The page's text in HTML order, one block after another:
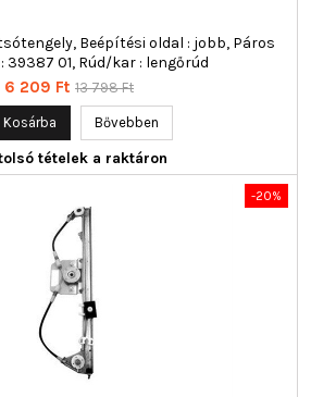
Beépítési oldal : jobb, Páros
39387 01, Rúd/kar : lengőrúd
Ár
6 209 Ft Normál
13 798 Ft
Kosárba Bővebben
tételek a raktáron
-20%